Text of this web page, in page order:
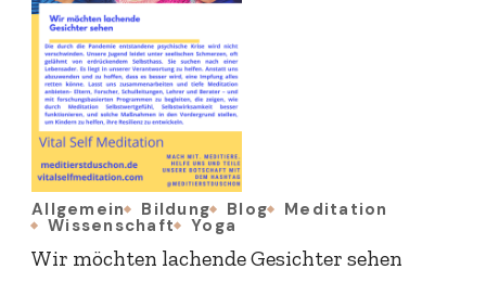
Allgemein Bildung Blog Meditation
Wissenschaft Yoga
Wir möchten lachende Gesichter sehen